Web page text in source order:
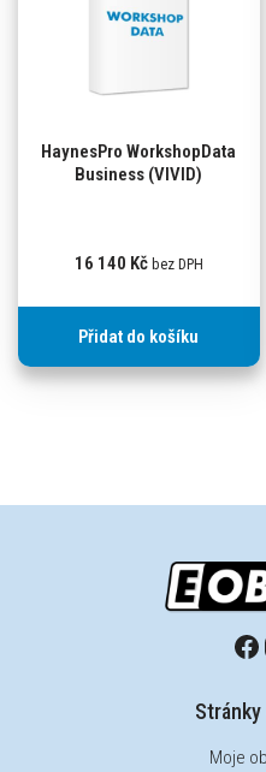
HaynesPro WorkshopData
Business (VIVID)
16 140 Kč bez DPH
Přidat do košíku
Moje